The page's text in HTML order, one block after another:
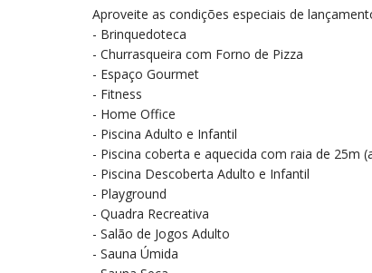
Aproveite as condições especiais de
- Brinquedoteca
- Churrasqueira com Forno de Pizza
- Espaço Gourmet
- Fitness
- Home Office
- Piscina Adulto e Infantil
- Piscina coberta e aquecida com raia de 25m
- Piscina Descoberta Adulto e Infantil
- Playground
- Quadra Recreativa
- Salão de Jogos Adulto
- Sauna Úmida